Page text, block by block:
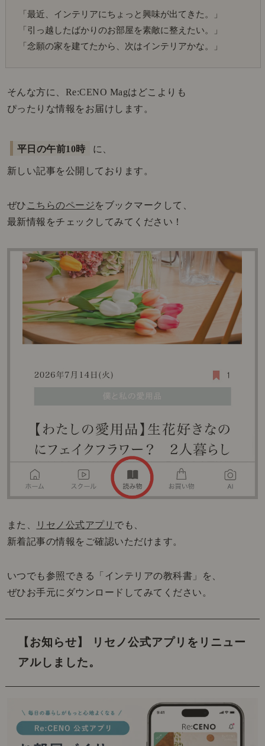
「最近、インテリアにちょっと興味が出てきた。」
「引っ越したばかりのお部屋を素敵に整えたい。」
「念願の家を建てたから、次はインテリアかな。」
そんな方に、Re:CENO Magはどこよりも
ぴったりな情報をお届けします。
平日の午前10時 に、
新しい記事を公開しております。
ぜひ こちらのページをブックマークして、
最新情報をチェックしてみてください！
また、 リセノ公式アプリ でも、
新着記事の情報をご確認いただけます。
いつでも参照できる「インテリアの教科書」を、
ぜひお手元にダウンロードしてみてください。
【お知らせ】 リセノ公式アプリをリニュー
アルしました。